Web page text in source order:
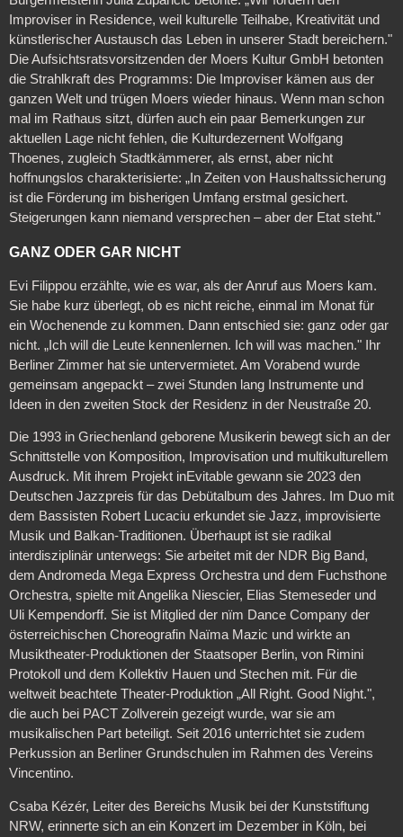
Improviser in Residence, weil kulturelle Teilhabe, Kreativität und
künstlerischer Austausch das Leben in unserer Stadt bereichern."
Die Aufsichtsratsvorsitzenden der Moers Kultur GmbH betonten
die Strahlkraft des Programms: Die Improviser kämen aus der
ganzen Welt und trügen Moers wieder hinaus. Wenn man schon
mal im Rathaus sitzt, dürfen auch ein paar Bemerkungen zur
aktuellen Lage nicht fehlen, die Kulturdezernent Wolfgang
Thoenes, zugleich Stadtkämmerer, als ernst, aber nicht
hoffnungslos charakterisierte: „In Zeiten von Haushaltssicherung
ist die Förderung im bisherigen Umfang erstmal gesichert.
Steigerungen kann niemand versprechen – aber der Etat steht."
GANZ ODER GAR NICHT
Evi Filippou erzählte, wie es war, als der Anruf aus Moers kam.
Sie habe kurz überlegt, ob es nicht reiche, einmal im Monat für
ein Wochenende zu kommen. Dann entschied sie: ganz oder gar
nicht. „Ich will die Leute kennenlernen. Ich will was machen." Ihr
Berliner Zimmer hat sie untervermietet. Am Vorabend wurde
gemeinsam angepackt – zwei Stunden lang Instrumente und
Ideen in den zweiten Stock der Residenz in der Neustraße 20.
Die 1993 in Griechenland geborene Musikerin bewegt sich an der
Schnittstelle von Komposition, Improvisation und multikulturellem
Ausdruck. Mit ihrem Projekt inEvitable gewann sie 2023 den
Deutschen Jazzpreis für das Debütalbum des Jahres. Im Duo mit
dem Bassisten Robert Lucaciu erkundet sie Jazz, improvisierte
Musik und Balkan-Traditionen. Überhaupt ist sie radikal
interdisziplinär unterwegs: Sie arbeitet mit der NDR Big Band,
dem Andromeda Mega Express Orchestra und dem Fuchsthone
Orchestra, spielte mit Angelika Niescier, Elias Stemeseder und
Uli Kempendorff. Sie ist Mitglied der nïm Dance Company der
österreichischen Choreografin Naïma Mazic und wirkte an
Musiktheater-Produktionen der Staatsoper Berlin, von Rimini
Protokoll und dem Kollektiv Hauen und Stechen mit. Für die
weltweit beachtete Theater-Produktion „All Right. Good Night.",
die auch bei PACT Zollverein gezeigt wurde, war sie am
musikalischen Part beteiligt. Seit 2016 unterrichtet sie zudem
Perkussion an Berliner Grundschulen im Rahmen des Vereins
Vincentino.
Csaba Kézér, Leiter des Bereichs Musik bei der Kunststiftung
NRW, erinnerte sich an ein Konzert im Dezember in Köln, bei